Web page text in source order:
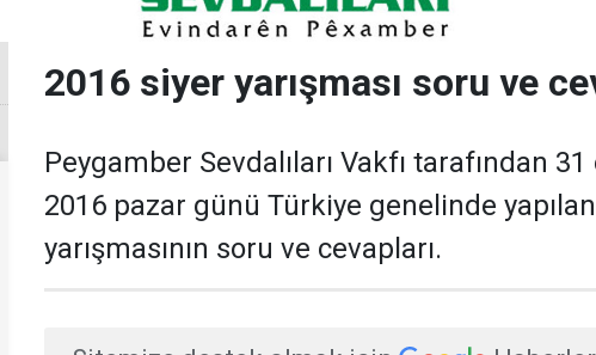
2016 siyer yarışması soru ve
Peygamber Sevdalıları Vakfı tarafından
2016 pazar günü Türkiye genelinde
yarışmasının soru ve cevapları.